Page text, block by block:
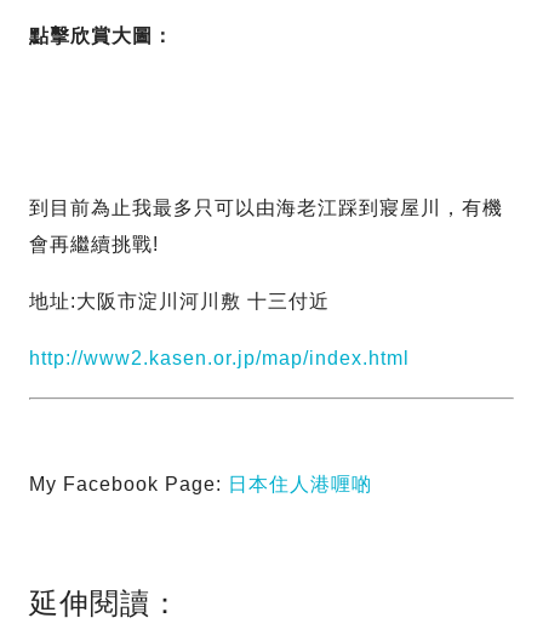
點擊欣賞大圖：
到目前為止我最多只可以由海老江踩到寢屋川，有機
會再繼續挑戰!
地址:大阪市淀川河川敷 十三付近
http://www2.kasen.or.jp/map/index.html
My Facebook Page: 日本住人港喱啲
延伸閱讀：